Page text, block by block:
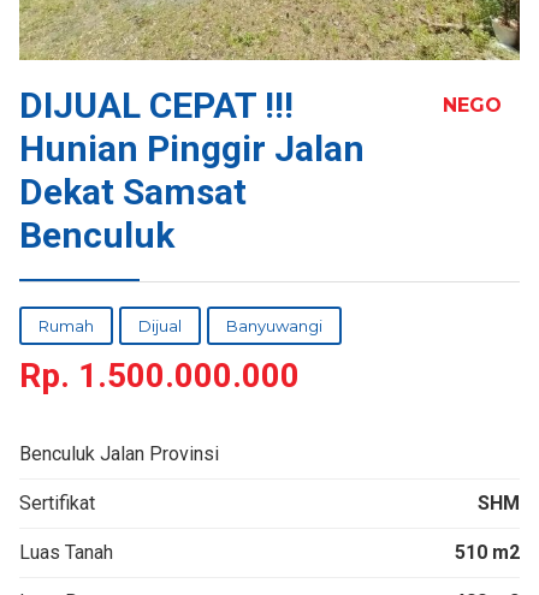
DIJUAL CEPAT !!!
Hunian Pinggir Jalan
Dekat Samsat
Benculuk
NEGO
Rumah Dijual Banyuwangi
Rp. 1.500.000.000
Benculuk Jalan Provinsi
Sertifikat SHM
Luas Tanah 510 m2